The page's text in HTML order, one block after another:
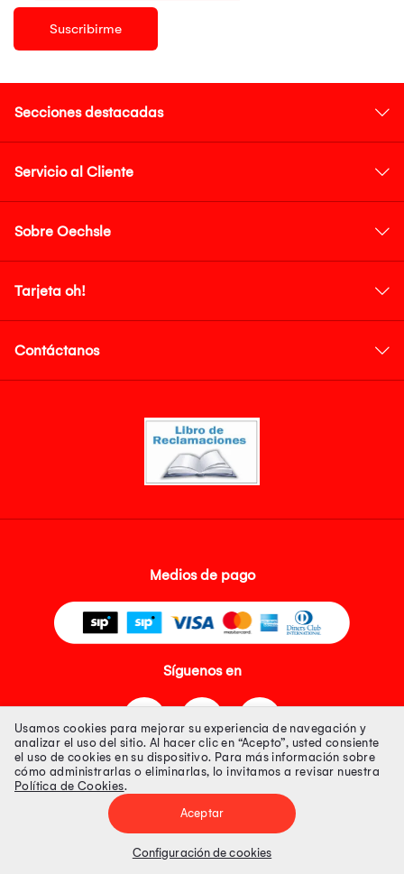
Suscribirme
Secciones destacadas
Servicio al Cliente
Sobre Oechsle
Tarjeta oh!
Contáctanos
Medios de pago
Síguenos en
Tienda 100% Segura
Tiendas Peruanas S.A. R.U.C. Nº 20493020618. Todos los derechos
Precios disponibles solo en www.oechsle.pe. Precios online publicados
Usamos cookies para mejorar su experiencia de navegación y
analizar el uso del sitio. Al hacer clic en “Acepto”, usted consiente
el uso de cookies en su dispositivo. Para más información sobre
cómo administrarlas o eliminarlas, lo invitamos a revisar nuestra
Política de Cookies.
Aceptar
Configuración de cookies